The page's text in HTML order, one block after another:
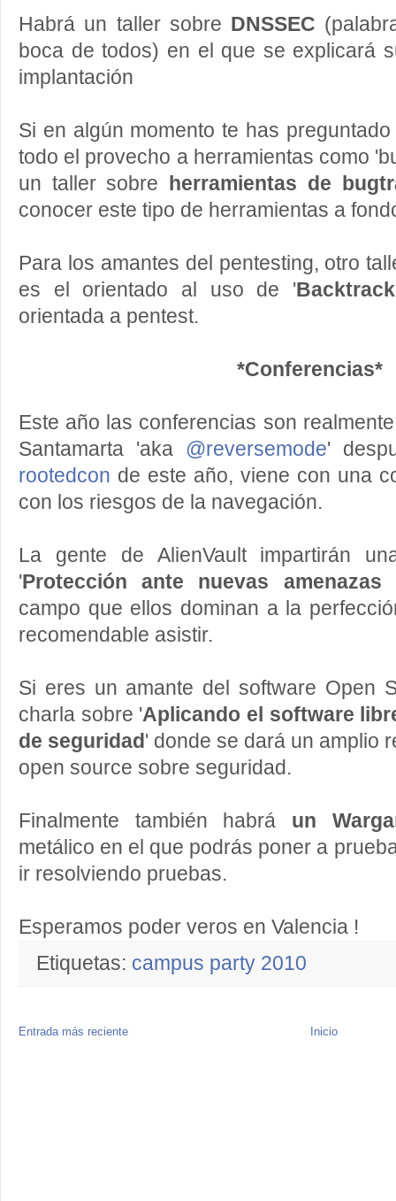
Habrá un taller sobre DNSSEC
boca de todos) en el que se explicará
implantación
Si en algún momento te has
todo el provecho a herramientas como
un taller sobre
herramientas de
conocer este tipo de herramientas a
Para los amantes del pentesting, otro
es el orientado al uso de 'Backtrack
orientada a pentest.
*Conferencias*
Este año las conferencias son
Santamarta 'aka @reversemode'
rootedcon de este año, viene con una
con los riesgos de la navegación.
La gente de AlienVault impartirán
'Protección ante nuevas amenazas
campo que ellos dominan a la
recomendable asistir.
Si eres un amante del software Open
charla sobre 'Aplicando el software
de seguridad ' donde se dará un amplio
open source sobre seguridad.
Finalmente también habrá un
metálico en el que podrás poner a
ir resolviendo pruebas.
Esperamos poder veros en Valencia !
Etiquetas: campus party 2010
Entrada más reciente Inicio